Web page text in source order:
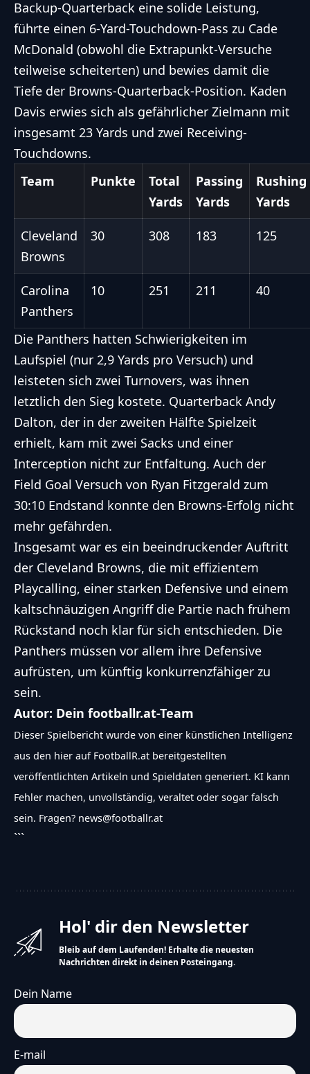
Backup-Quarterback eine solide Leistung,
führte einen 6-Yard-Touchdown-Pass zu Cade
McDonald (obwohl die Extrapunkt-Versuche
teilweise scheiterten) und bewies damit die
Tiefe der Browns-Quarterback-Position. Kaden
Davis erwies sich als gefährlicher Zielmann mit
insgesamt 23 Yards und zwei Receiving-
Touchdowns.
Team
Punkte
Total
Yards
Passing
Yards
Rushing
Yards
Cleveland
Browns
30 308 183 125
Carolina
Panthers
10 251 211 40
Die Panthers hatten Schwierigkeiten im
Laufspiel (nur 2,9 Yards pro Versuch) und
leisteten sich zwei Turnovers, was ihnen
letztlich den Sieg kostete. Quarterback Andy
Dalton, der in der zweiten Hälfte Spielzeit
erhielt, kam mit zwei Sacks und einer
Interception nicht zur Entfaltung. Auch der
Field Goal Versuch von Ryan Fitzgerald zum
30:10 Endstand konnte den Browns-Erfolg nicht
mehr gefährden.
Insgesamt war es ein beeindruckender Auftritt
der Cleveland Browns, die mit effizientem
Playcalling, einer starken Defensive und einem
kaltschnäuzigen Angriff die Partie nach frühem
Rückstand noch klar für sich entschieden. Die
Panthers müssen vor allem ihre Defensive
aufrüsten, um künftig konkurrenzfähiger zu
sein.
Autor: Dein footballr.at-Team
Dieser Spielbericht wurde von einer künstlichen Intelligenz
aus den hier auf FootballR.at bereitgestellten
veröffentlichten Artikeln und Spieldaten generiert. KI kann
Fehler machen, unvollständig, veraltet oder sogar falsch
sein. Fragen? news@footballr.at
```
Hol' dir den Newsletter
Bleib auf dem Laufenden! Erhalte die neuesten
Nachrichten direkt in deinen Posteingang.
Dein Name
E-mail